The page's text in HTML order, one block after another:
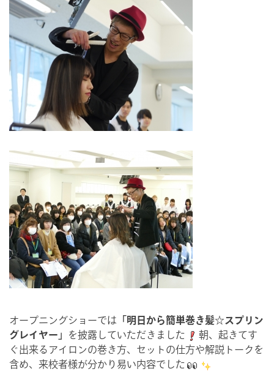
オープニングショーでは 「明日から簡単巻き髪☆スプリン
グレイヤー」
を披露していただきました
朝、起きてす
ぐ出来るアイロンの巻き方、セットの仕方や解説トークを
含め、来校者様が分かり易い内容でした